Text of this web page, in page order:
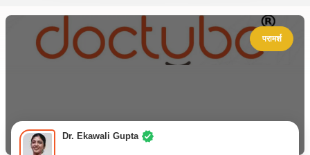
परामर्श
Dr. Ekawali Gupta